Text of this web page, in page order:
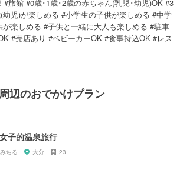
#旅館 #0歳･1歳･2歳の赤ちゃん(乳児･幼児)OK #3
幼児)が楽しめる #小学生の子供が楽しめる #中学
楽しめる #子供と一緒に大人も楽しめる #駐車
#売店あり #ベビーカーOK #食事持込OK #レス
辺のおでかけプラン
子的温泉旅行
ちる 大分 23